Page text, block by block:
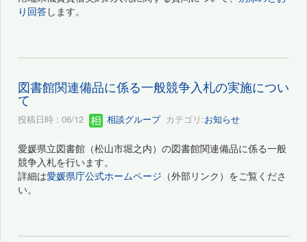
り回答します。
図書館関連備品に係る一般競争入札の実施につい
て
投稿日時 : 06/12 相談グループカテゴリ:お知らせ
愛媛県立図書館（松山市堀之内）の図書館関連備品に係る一般
競争入札を行います。
詳細は愛媛県庁公式ホームページ （外部リンク）をご覧くださ
い。